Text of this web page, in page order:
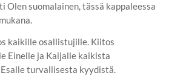
Olen suomalainen, tässä kappaleessa
kaikille osallistujille. Kiitos
Einelle ja Kaijalle kaikista
turvallisesta kyydistä.